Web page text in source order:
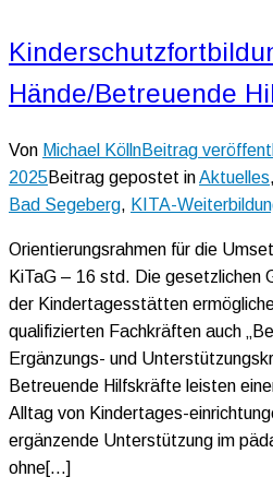
Hände/Betreuende
Von Michael KöllnBeitrag
2025Beitrag gepostet inAktuelles,
Bad Segeberg, KITA-
Orientierungsrahmen für die
KiTaG – 16 std. Die gesetzlichen
der Kindertagesstätten
qualifizierten Fachkräften auch
Ergänzungs- und
Betreuende Hilfskräfte leisten
Alltag von Kindertages-
ergänzende Unterstützung im
ohne[…]